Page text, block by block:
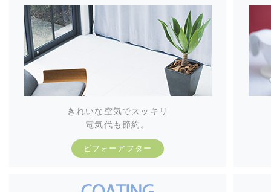
きれいな空気でスッキリ
電気代も節約。
ビフォーアフター